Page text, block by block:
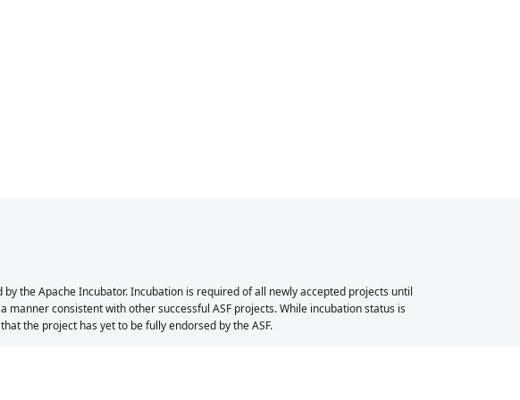
the Apache Incubator. Incubation is required of all newly accepted projects until
consistent with other successful ASF projects. While incubation status is
the project has yet to be fully endorsed by the ASF.